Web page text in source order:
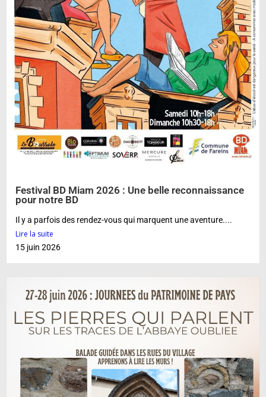
Festival BD Miam 2026 : Une belle reconnaissance
pour notre BD
Il y a parfois des rendez-vous qui marquent une aventure....
Lire la suite
15 juin 2026